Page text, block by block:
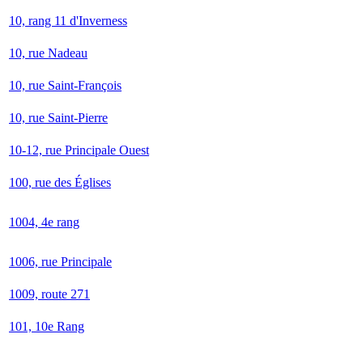
10, rang 11 d'Inverness
10, rue Nadeau
10, rue Saint-François
10, rue Saint-Pierre
10-12, rue Principale Ouest
100, rue des Églises
1004, 4e rang
1006, rue Principale
1009, route 271
101, 10e Rang